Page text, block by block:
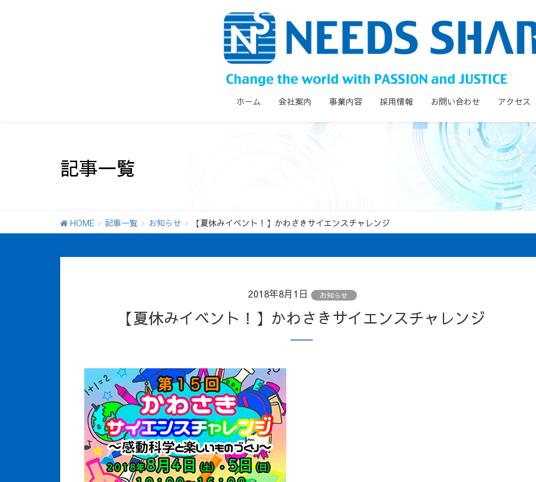
ホーム 会社案内 事業内容 採用情報 お問い合わせ アクセス
記事一覧
HOME 記事一覧 お知らせ 【夏休みイベント！】かわさきサイエンスチャレンジ
2018年8月1日 お知らせ
【夏休みイベント！】かわさきサイエンスチャレンジ